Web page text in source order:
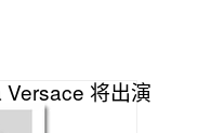
将出演